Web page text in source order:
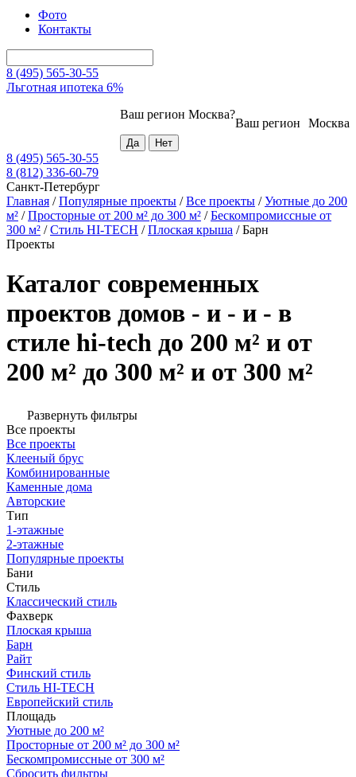
Фото
Контакты
8 (495) 565-30-55
Льготная ипотека 6%
Москва
Ваш регион
Ваш регион Москва?
8 (495) 565-30-55
8 (812) 336-60-79
Санкт-Петербург
Главная /Популярные проекты /Все проекты /Уютные до 200
м² /Просторные от 200 м² до 300 м² /Бескомпромиссные от
300 м² /Стиль HI-TECH /Плоская крыша /Барн
Проекты
Каталог современных
проектов домов - и - и - в
стиле hi-tech до 200 м² и от
200 м² до 300 м² и от 300 м²
Развернуть фильтры
Все проекты
Все проекты
Клееный брус
Комбинированные
Каменные дома
Авторские
Тип
1-этажные
2-этажные
Популярные проекты
Бани
Стиль
Классический стиль
Фахверк
Плоская крыша
Барн
Райт
Финский стиль
Стиль HI-TECH
Европейский стиль
Площадь
Уютные до 200 м²
Просторные от 200 м² до 300 м²
Бескомпромиссные от 300 м²
Сбросить фильтры